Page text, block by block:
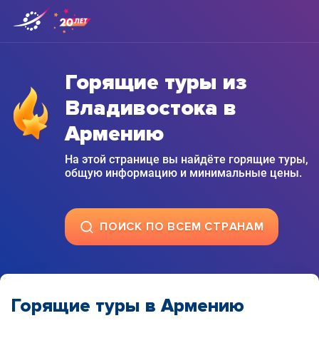
Горящие туры из
Владивостока в
Армению
На этой странице вы найдёте горящие туры,
общую информацию и минимальные цены.
ПОИСК ПО ВСЕМ СТРАНАМ
Горящие туры в Армению